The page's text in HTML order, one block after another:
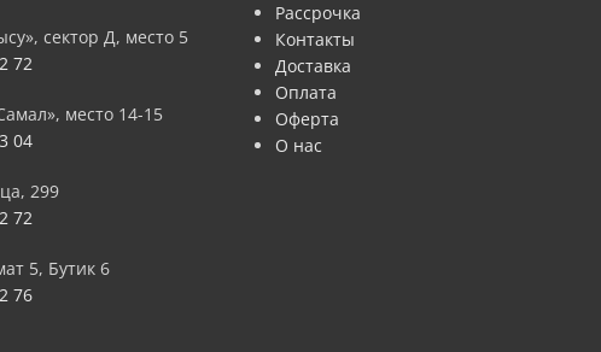
сектор Д, место 5
72
место 14-15
04
299
72
5, Бутик 6
76
Рассрочка
Контакты
Доставка
Оплата
Оферта
О нас